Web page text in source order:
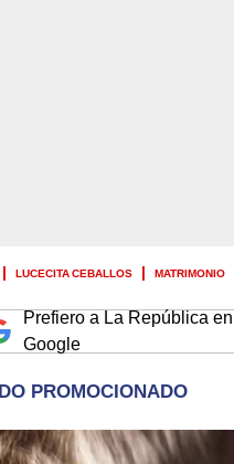
LUCECITA CEBALLOS MATRIMONIO
Prefiero a La República en
Google